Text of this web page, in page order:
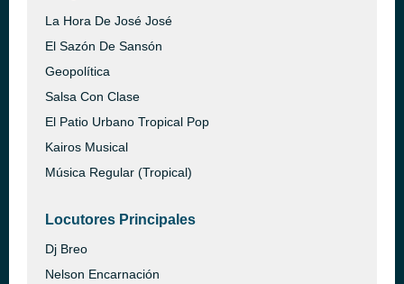
La Hora De José José
El Sazón De Sansón
Geopolítica
Salsa Con Clase
El Patio Urbano Tropical Pop
Kairos Musical
Música Regular (Tropical)
Locutores Principales
Dj Breo
Nelson Encarnación